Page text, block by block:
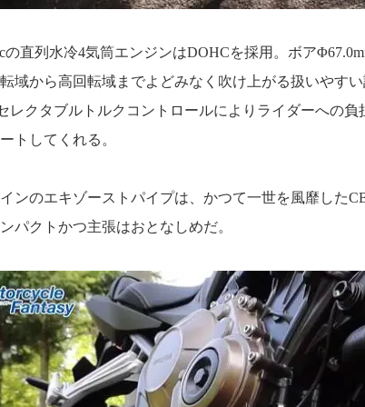
の直列水冷4気筒エンジンはDOHCを採用。ボア
域から高回転域までよどみなく吹け上がる扱いやす
レクタブルトルクコントロールによりライダーへの
トしてくれる。
ンのエキゾーストパイプは、かつて一世を風靡した
パクトかつ主張はおとなしめだ。